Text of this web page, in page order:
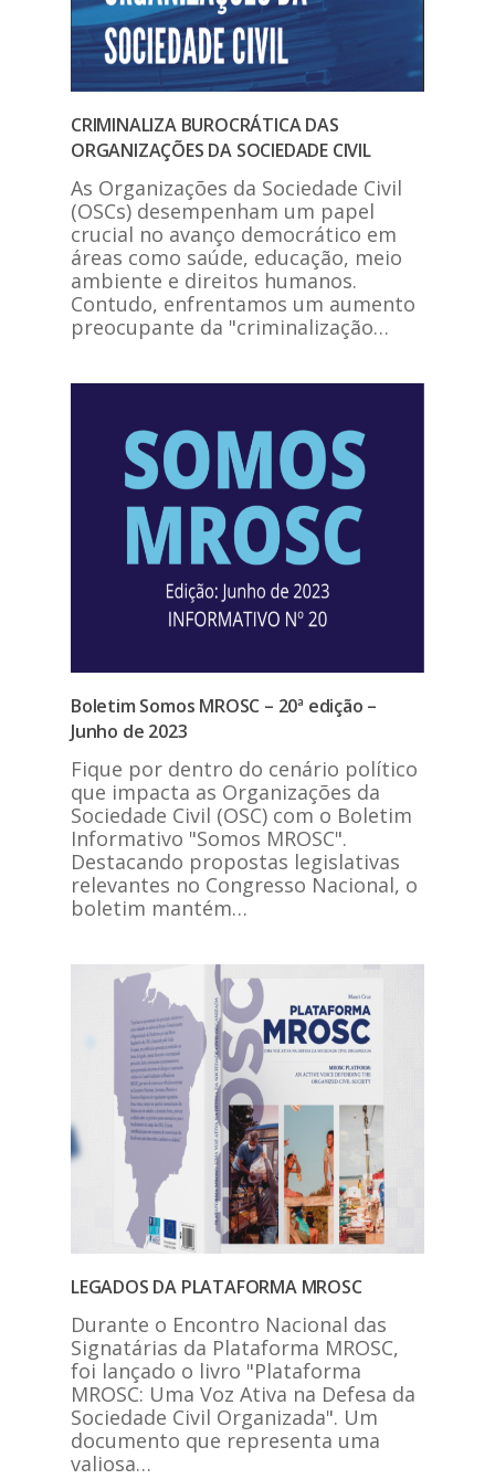
CRIMINALIZA BUROCRÁTICA DAS
ORGANIZAÇÕES DA SOCIEDADE CIVIL
As Organizações da Sociedade Civil
(OSCs) desempenham um papel
crucial no avanço democrático em
áreas como saúde, educação, meio
ambiente e direitos humanos.
Contudo, enfrentamos um aumento
preocupante da "criminalização…
Boletim Somos MROSC – 20ª edição –
Junho de 2023
Fique por dentro do cenário político
que impacta as Organizações da
Sociedade Civil (OSC) com o Boletim
Informativo "Somos MROSC".
Destacando propostas legislativas
relevantes no Congresso Nacional, o
boletim mantém…
LEGADOS DA PLATAFORMA MROSC
Durante o Encontro Nacional das
Signatárias da Plataforma MROSC,
foi lançado o livro "Plataforma
MROSC: Uma Voz Ativa na Defesa da
Sociedade Civil Organizada". Um
documento que representa uma
valiosa…